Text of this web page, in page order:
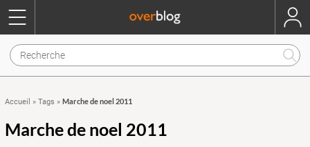
Accueil » Tags » Marche de noel 2011
Marche de noel 2011